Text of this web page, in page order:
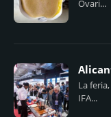
Ovari...
La
IFA...